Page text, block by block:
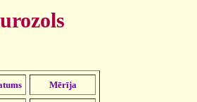
Mērīja